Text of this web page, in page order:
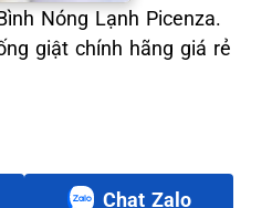
Nóng Lạnh Picenza.
giật chính hãng giá rẻ
Chat Zalo